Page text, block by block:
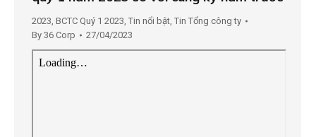
2023 BCTC Quý 1 2023 Tin nổi bật Tin Tổng công ty
By 36 Corp 27/04/2023